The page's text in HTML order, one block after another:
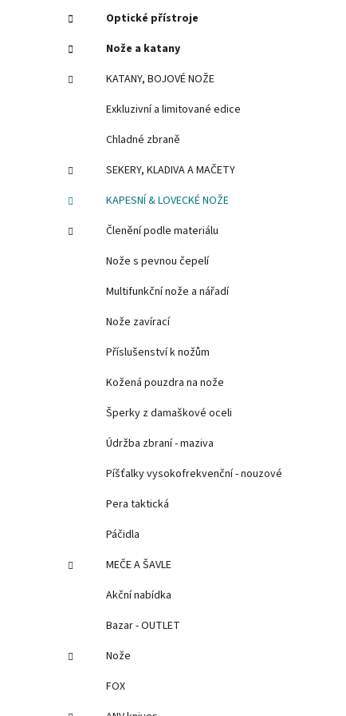
í
p
a
n
Optické přístroje
Nože a katany
KATANY, BOJOVÉ NOŽE
Exkluzivní a limitované edice
Chladné zbraně
SEKERY, KLADIVA A MAČETY
KAPESNÍ & LOVECKÉ NOŽE
Členění podle materiálu
Nože s pevnou čepelí
Multifunkční nože a nářadí
Nože zavírací
Příslušenství k nožům
Kožená pouzdra na nože
Šperky z damaškové oceli
Údržba zbraní - maziva
Píšťalky vysokofrekvenční - nouzové
Pera taktická
Páčidla
MEČE A ŠAVLE
Akční nabídka
Bazar - OUTLET
Nože
FOX